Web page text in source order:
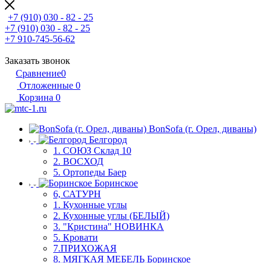
+7 (910) 030 - 82 - 25
+7 (910) 030 - 82 - 25
+7 910-745-56-62
Заказать звонок
Сравнение0
Отложенные 0
Корзина 0
BonSofa (г. Орел, диваны)
Белгород
1. СОЮЗ Склад 10
2. ВОСХОД
5. Ортопеды Баер
Боринское
6, САТУРН
1. Кухонные углы
2. Кухонные углы (БЕЛЫЙ)
3. "Кристина" НОВИНКА
5. Кровати
7.ПРИХОЖАЯ
8. МЯГКАЯ МЕБЕЛЬ Боринское